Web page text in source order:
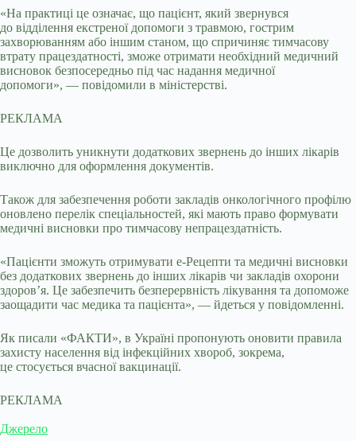
«На практиці це означає, що пацієнт, який звернувся
до відділення екстреної допомоги з травмою, гострим
захворюванням або іншим станом, що спричиняє тимчасову
втрату працездатності, зможе отримати необхідний медичний
висновок безпосередньо під час надання медичної
допомоги», — повідомили в міністерстві.
РЕКЛАМА
Це дозволить уникнути додаткових звернень до інших лікарів
виключно для оформлення документів.
Також для забезпечення роботи закладів онкологічного профілю
оновлено перелік спеціальностей, які мають право формувати
медичні висновки про тимчасову непрацездатність.
«Пацієнти зможуть отримувати е-Рецепти та медичні висновки
без додаткових звернень до інших лікарів чи закладів охорони
здоров’я. Це забезпечить безперервність лікування та допоможе
заощадити час медика та пацієнта», — йдеться у повідомленні.
Як писали «ФАКТИ», в Україні пропонують оновити правила
захисту населення від інфекційних хвороб, зокрема,
це стосується вчасної вакцинації.
РЕКЛАМА
Джерело